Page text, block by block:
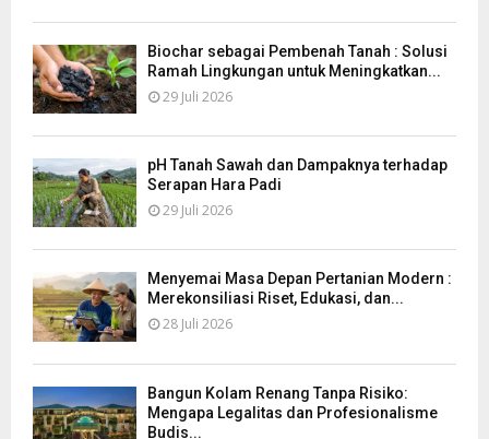
Biochar sebagai Pembenah Tanah : Solusi
Ramah Lingkungan untuk Meningkatkan...
29 Juli 2026
pH Tanah Sawah dan Dampaknya terhadap
Serapan Hara Padi
29 Juli 2026
Menyemai Masa Depan Pertanian Modern :
Merekonsiliasi Riset, Edukasi, dan...
28 Juli 2026
Bangun Kolam Renang Tanpa Risiko:
Mengapa Legalitas dan Profesionalisme
Budis...